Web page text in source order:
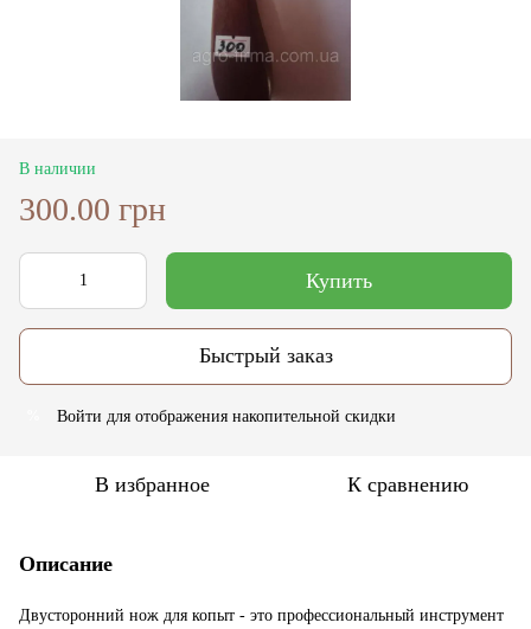
В наличии
300.00 грн
Купить
Быстрый заказ
Войти для отображения накопительной скидки
В избранное К сравнению
Описание
Двусторонний нож для копыт - это профессиональный инструмент